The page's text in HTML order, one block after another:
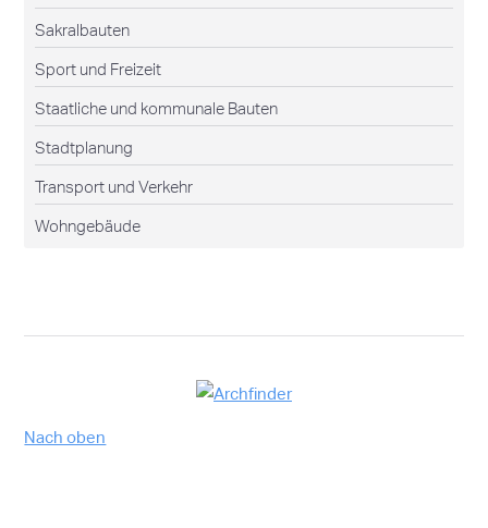
Sakralbauten
Sport und Freizeit
Staatliche und kommunale Bauten
Stadtplanung
Transport und Verkehr
Wohngebäude
Nach oben